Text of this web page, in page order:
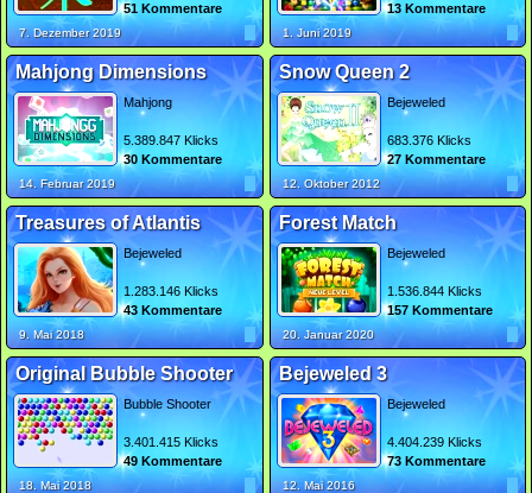
51 Kommentare
7. Dezember 2019
13 Kommentare
1. Juni 2019
Mahjong Dimensions
Mahjong
5.389.847 Klicks
30 Kommentare
14. Februar 2019
Snow Queen 2
Bejeweled
683.376 Klicks
27 Kommentare
12. Oktober 2012
Treasures of Atlantis
Bejeweled
1.283.146 Klicks
43 Kommentare
9. Mai 2018
Forest Match
Bejeweled
1.536.844 Klicks
157 Kommentare
20. Januar 2020
Original Bubble Shooter
Bubble Shooter
3.401.415 Klicks
49 Kommentare
18. Mai 2018
Bejeweled 3
Bejeweled
4.404.239 Klicks
73 Kommentare
12. Mai 2016